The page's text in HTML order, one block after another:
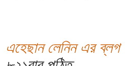
এহেছান লেনিন এর ব্লগ